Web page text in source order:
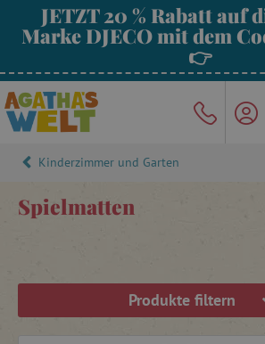
JETZT 20 % Rabatt auf
Marke DJECO mit dem
👉
Kinderzimmer und Garten
Spielmatten
Produkte filtern